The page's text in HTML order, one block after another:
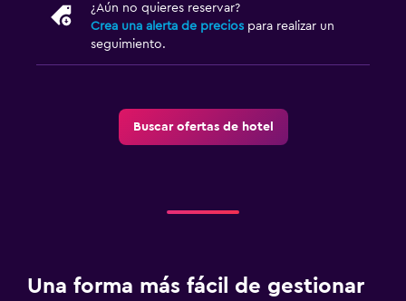
Estacionamiento y transporte
Estacionamiento gratuito
Piscina al aire libre
¿Aún no quieres reservar?
Crea una alerta de precios para realizar un
seguimiento.
Buscar ofertas de hotel
Una forma más fácil de gestionar